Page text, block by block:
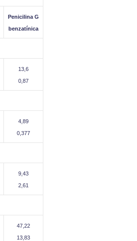
Penicilina G
benzatínica
13,6
0,87
4,89
0,377
9,43
2,61
47,22
13,83